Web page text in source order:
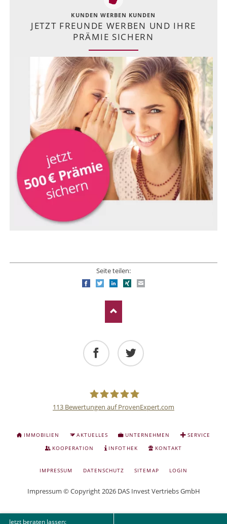
Jetzt beraten lassen:
KUNDEN WERBEN KUNDEN
JETZT FREUNDE WERBEN UND IHRE
PRÄMIE SICHERN
Seite teilen:
FacebookTwitterLinkedIn
Xing
Anlage
und
113 Bewertungen auf ProvenExpert.com
NAVIGATION
ÜBERSPRINGEN
IMMOBILIEN AKTUELLES UNTERNEHMEN
SERVICE
KOOPERATION
INFOTHEK KONTAKT
NAVIGATION
IMPRESSUM DATENSCHUTZ SITEMAP LOGIN
Impressum © Copyright 2026 DAS Invest Vertriebs GmbH